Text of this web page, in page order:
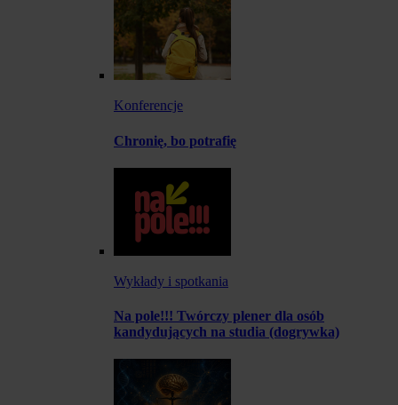
Konferencje
Chronię, bo potrafię
Wykłady i spotkania
Na pole!!! Twórczy plener dla osób
kandydujących na studia (dogrywka)